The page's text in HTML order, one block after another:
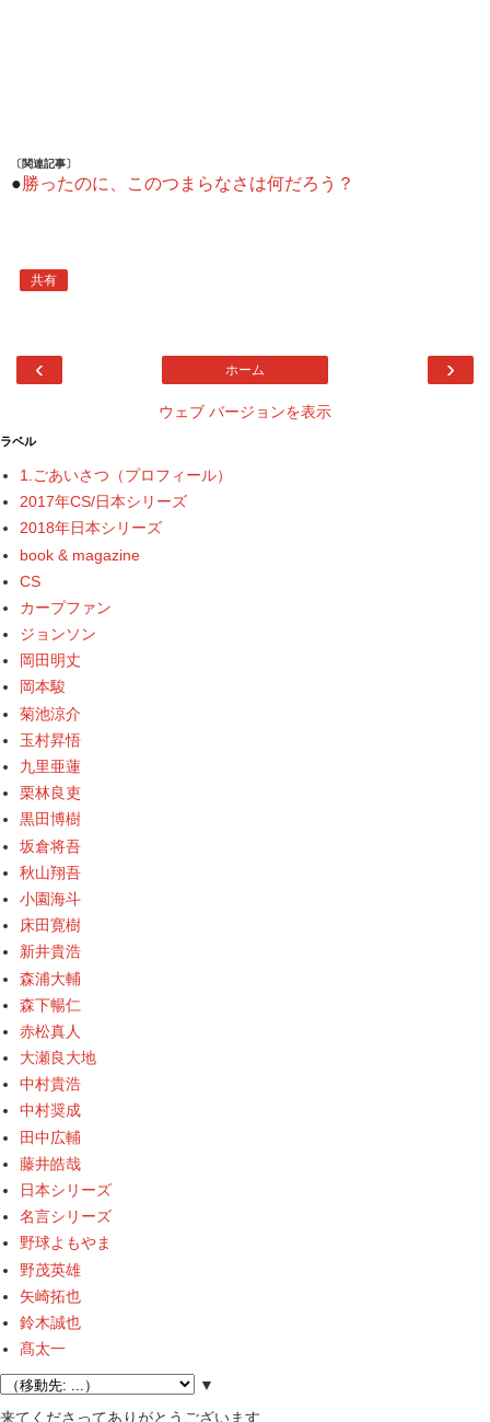
〔関連記事〕
●勝ったのに、このつまらなさは何だろう？
共有
‹ ›
ホーム
ウェブ バージョンを表示
ラベル
1.ごあいさつ（プロフィール）
2017年CS/日本シリーズ
2018年日本シリーズ
book & magazine
CS
カープファン
ジョンソン
岡田明丈
岡本駿
菊池涼介
玉村昇悟
九里亜蓮
栗林良吏
黒田博樹
坂倉将吾
秋山翔吾
小園海斗
床田寛樹
新井貴浩
森浦大輔
森下暢仁
赤松真人
大瀬良大地
中村貴浩
中村奨成
田中広輔
藤井皓哉
日本シリーズ
名言シリーズ
野球よもやま
野茂英雄
矢崎拓也
鈴木誠也
髙太一
▼
来てくださってありがとうございます